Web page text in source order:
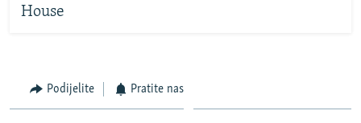
House
Podijelite Pratite nas